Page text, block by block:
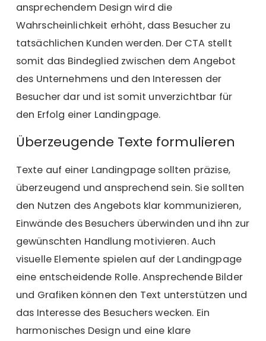
ansprechendem Design wird die
Wahrscheinlichkeit erhöht, dass Besucher zu
tatsächlichen Kunden werden. Der CTA stellt
somit das Bindeglied zwischen dem Angebot
des Unternehmens und den Interessen der
Besucher dar und ist somit unverzichtbar für
den Erfolg einer Landingpage.
Überzeugende Texte formulieren
Texte auf einer Landingpage sollten präzise,
überzeugend und ansprechend sein. Sie sollten
den Nutzen des Angebots klar kommunizieren,
Einwände des Besuchers überwinden und ihn zur
gewünschten Handlung motivieren. Auch
visuelle Elemente spielen auf der Landingpage
eine entscheidende Rolle. Ansprechende Bilder
und Grafiken können den Text unterstützen und
das Interesse des Besuchers wecken. Ein
harmonisches Design und eine klare